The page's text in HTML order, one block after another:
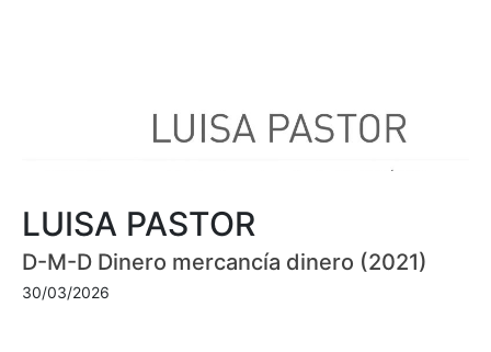
LUISA PASTOR
D-M-D Dinero mercancía dinero (2021)
30/03/2026